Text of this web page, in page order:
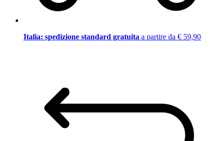
Italia: spedizione standard gratuita a partire da € 59,90